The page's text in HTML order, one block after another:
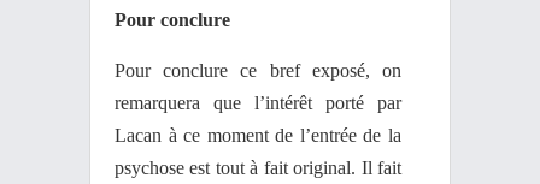
Pour conclure
Pour conclure ce bref exposé, on
remarquera que l’intérêt porté par
Lacan à ce moment de l’entrée de la
psychose est tout à fait original. Il fait